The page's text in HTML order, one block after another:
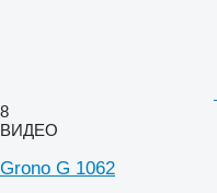
8
ВИДЕО
Grono G 1062